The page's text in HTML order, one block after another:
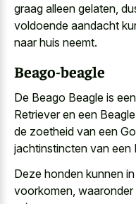
graag alleen gelaten,
voldoende aandacht
naar huis neemt.
Beago-beagle
De Beago Beagle is
Retriever en een
de zoetheid van een
jachtinstincten van een
Deze honden kunnen
voorkomen,